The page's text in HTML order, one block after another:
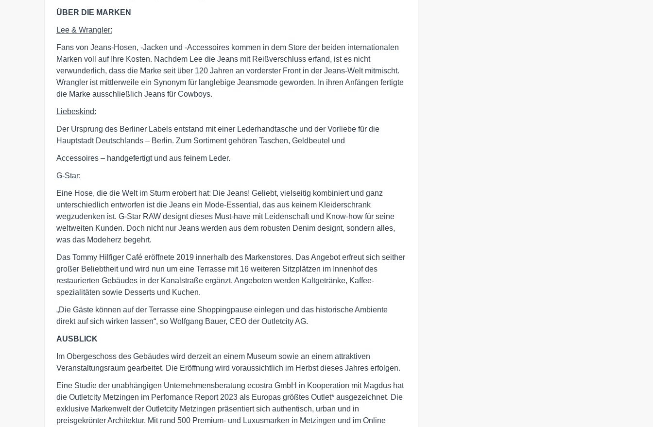
ÜBER DIE MARKEN
Lee & Wrangler:
Fans von Jeans-Hosen, -Jacken und -Accessoires kommen in dem Store der beiden internationalen
Marken voll auf Ihre Kosten. Nachdem Lee die Jeans mit Reißverschluss erfand, ist es nicht
verwunderlich, dass die Marke seit über 120 Jahren an vorderster Front in der Jeans-Welt mitmischt.
Wrangler ist mittlerweile ein Synonym für langlebige Jeansmode geworden. In ihren Anfängen fertigte
die Marke ausschließlich Jeans für Cowboys.
Liebeskind:
Der Ursprung des Berliner Labels entstand mit einer Lederhandtasche und der Vorliebe für die
Hauptstadt Deutschlands – Berlin. Zum Sortiment gehören Taschen, Geldbeutel und
Accessoires – handgefertigt und aus feinem Leder.
G-Star:
Eine Hose, die die Welt im Sturm erobert hat: Die Jeans! Geliebt, vielseitig kombiniert und ganz
unterschiedlich entworfen ist die Jeans ein Mode-Essential, das aus keinem Kleiderschrank
wegzudenken ist. G-Star RAW designt dieses Must-have mit Leidenschaft und Know-how für seine
weltweiten Kunden. Doch nicht nur Jeans werden aus dem robusten Denim designt, sondern alles,
was das Modeherz begehrt.
Das Tommy Hilfiger Café eröffnete 2019 innerhalb des Markenstores. Das Angebot erfreut sich seither
großer Beliebtheit und wird nun um eine Terrasse mit 16 weiteren Sitzplätzen im Innenhof des
restaurierten Gebäudes in der Kanalstraße ergänzt. Angeboten werden Kaltgetränke, Kaffee-
spezialitäten sowie Desserts und Kuchen.
„Die Gäste können auf der Terrasse eine Shoppingpause einlegen und das historische Ambiente
direkt auf sich wirken lassen“, so Wolfgang Bauer, CEO der Outletcity AG.
AUSBLICK
Im Obergeschoss des Gebäudes wird derzeit an einem Museum sowie an einem attraktiven
Veranstaltungsraum gearbeitet. Die Eröffnung wird voraussichtlich im Herbst dieses Jahres erfolgen.
Eine Studie der unabhängigen Unternehmensberatung ecostra GmbH in Kooperation mit Magdus hat
die Outletcity Metzingen im Perfomance Report 2023 als Europas größtes Outlet* ausgezeichnet. Die
exklusive Markenwelt der Outletcity Metzingen präsentiert sich authentisch, urban und in
preisgekrönter Architektur. Mit rund 500 Premium- und Luxusmarken in Metzingen und im Online